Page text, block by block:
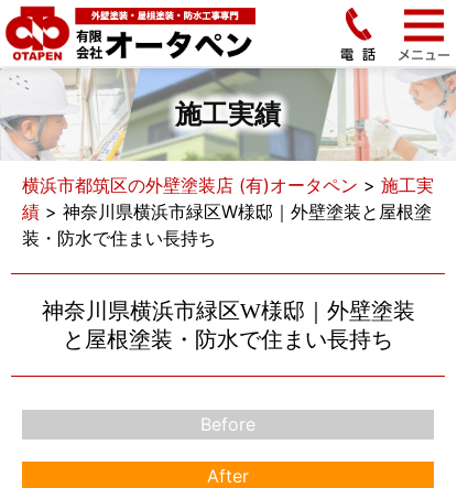
施工実績
横浜市都筑区の外壁塗装店 (有)オータペン > 施工実
績 > 神奈川県横浜市緑区W様邸｜外壁塗装と屋根塗
装・防水で住まい長持ち
神奈川県横浜市緑区W様邸｜外壁塗装
と屋根塗装・防水で住まい長持ち
Before
After